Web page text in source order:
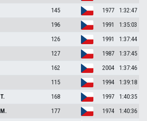
145 1977
1:32:47
196 1991
1:35:03
126 1991
1:37:44
127 1987
1:37:45
162 2004
1:37:46
115 1994
1:39:18
T. 168 1997
1:40:35
M. 177 1974
1:40:36